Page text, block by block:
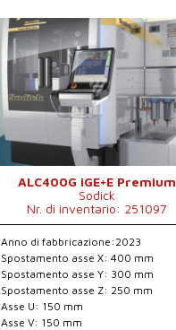
ALC400G iGE+E Premium
Sodick
Nr. di inventario: 251097
Anno di fabbricazione:2023
Spostamento asse X: 400 mm
Spostamento asse Y: 300 mm
Spostamento asse Z: 250 mm
Asse U: 150 mm
Asse V: 150 mm